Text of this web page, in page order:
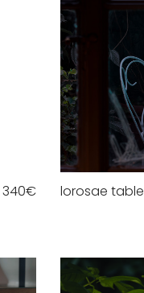
340€ lorosae table